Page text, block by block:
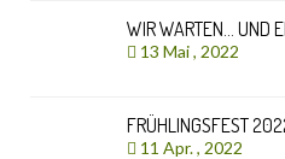
WIR WARTEN… UND
13 Mai , 2022
FRÜHLINGSFEST
11 Apr. , 2022